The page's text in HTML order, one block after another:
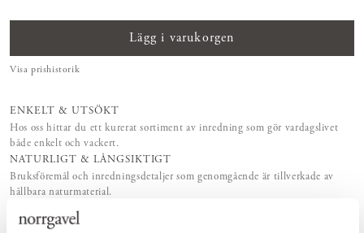
Lägg i varukorgen
Visa prishistorik
ENKELT & UTSÖKT
Hos oss hittar du ett kurerat sortiment av inredning som gör vardagslivet
både enkelt och vackert.
NATURLIGT & LÅNGSIKTIGT
Bruksföremål och inredningsdetaljer som genomgående är tillverkade av
hållbara naturmaterial.
HARMONISK HELHET
Inredningsdetaljer som kompletterar möblerna och skapar en harmonisk